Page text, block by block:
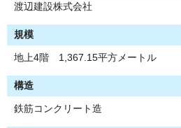
渡辺建設株式会社
規模
地上4階 1,367.15平方メートル
構造
鉄筋コンクリート造